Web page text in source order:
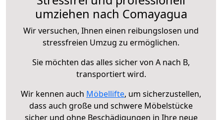
umziehen nach Comayagua
Wir versuchen, Ihnen einen reibungslosen und
stressfreien Umzug zu ermöglichen.
Sie möchten das alles sicher von A nach B,
transportiert wird.
Wir kennen auch Möbellifte, um sicherzustellen,
dass auch große und schwere Möbelstücke
sicher und ohne Beschädigungen in Ihre neue